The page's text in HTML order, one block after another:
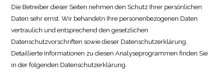
Die Betreiber dieser Seiten nehmen den Schutz Ihrer persönlichen
Daten sehr ernst. Wir behandeln Ihre personenbezogenen Daten
vertraulich und entsprechend den gesetzlichen
Datenschutzvorschriften sowie dieser Datenschutzerklärung.
Detaillierte Informationen zu diesen Analyseprogrammen finden Sie
in der folgenden Datenschutzerklärung.